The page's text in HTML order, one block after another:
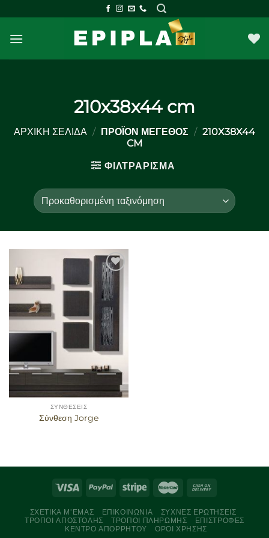
περιεχόμενο
210x38x44 cm
ΑΡΧΙΚΉ ΣΕΛΊΔΑ / ΠΡΟΪΌΝ ΜΈΓΕΘΟΣ / 210X38X44
CM
ΦΙΛΤΡΆΡΙΣΜΑ
Προσθήκη
στα
αγαπημένα
ΣΥΝΘΈΣΕΙΣ
Σύνθεση Jorge
ΣΧΕΤΙΚΆ Μ’ΕΜΆΣ ΕΠΙΚΟΙΝΩΝΊΑ
ΣΥΧΝΈΣ ΕΡΩΤΉΣΕΙΣ
ΤΡΌΠΟΙ ΑΠΟΣΤΟΛΉΣ
ΤΡΌΠΟΙ ΠΛΗΡΩΜΉΣ
ΕΠΙΣΤΡΟΦΈΣ
ΚΈΝΤΡΟ ΑΠΟΡΡΉΤΟΥ
ΌΡΟΙ ΧΡΉΣΗΣ